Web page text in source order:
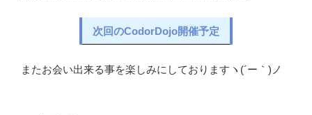
次回のCodorDojo開催予定
またお会い出来る事を楽しみにしておりますヽ(´ー｀)ノ